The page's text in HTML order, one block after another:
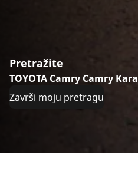
Pretražite
TOYOTA Camry Camry
Završi moju pretragu